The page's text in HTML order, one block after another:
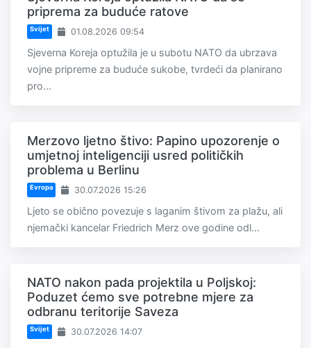
priprema za buduće ratove
Svijet 01.08.2026 09:54
Sjeverna Koreja optužila je u subotu NATO da ubrzava
vojne pripreme za buduće sukobe, tvrdeći da planirano
pro...
Merzovo ljetno štivo: Papino upozorenje o
umjetnoj inteligenciji usred političkih
problema u Berlinu
Evropa 30.07.2026 15:26
Ljeto se obično povezuje s laganim štivom za plažu, ali
njemački kancelar Friedrich Merz ove godine odl...
NATO nakon pada projektila u Poljskoj:
Poduzet ćemo sve potrebne mjere za
odbranu teritorije Saveza
Svijet 30.07.2026 14:07